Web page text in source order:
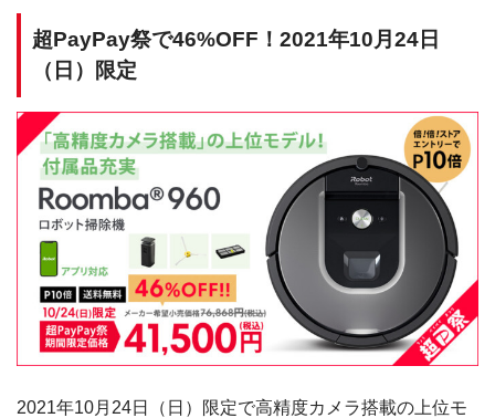
超PayPay祭で46%OFF！2021年10月24日
（日）限定
2021年10月24日（日）限定で高精度カメラ搭載の上位モ